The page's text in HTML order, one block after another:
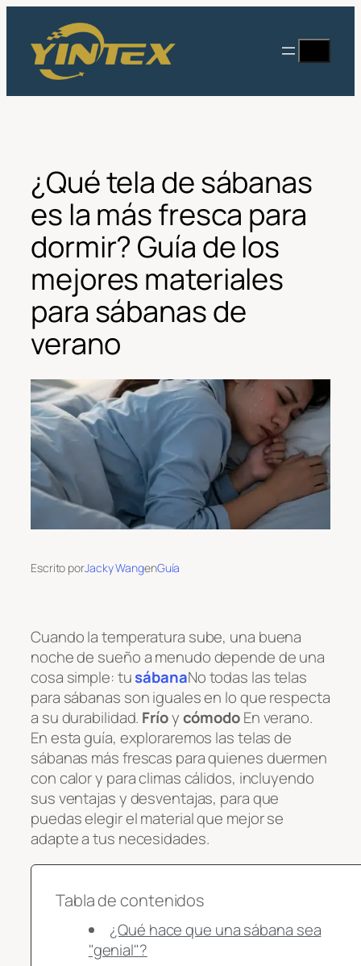
contenido
en
¿Qué tela de sábanas
es la más fresca para
dormir? Guía de los
mejores materiales
para sábanas de
verano
Escrito porJacky WangenGuía
Cuando la temperatura sube, una buena
noche de sueño a menudo depende de una
cosa simple: tusábanaNo todas las telas
para sábanas son iguales en lo que respecta
a su durabilidad. FríoycómodoEn verano.
En esta guía, exploraremos las telas de
sábanas más frescas para quienes duermen
con calor y para climas cálidos, incluyendo
sus ventajas y desventajas, para que
puedas elegir el material que mejor se
adapte a tus necesidades.
Tabla de contenidos
¿Qué hace que una sábana sea
"genial"?